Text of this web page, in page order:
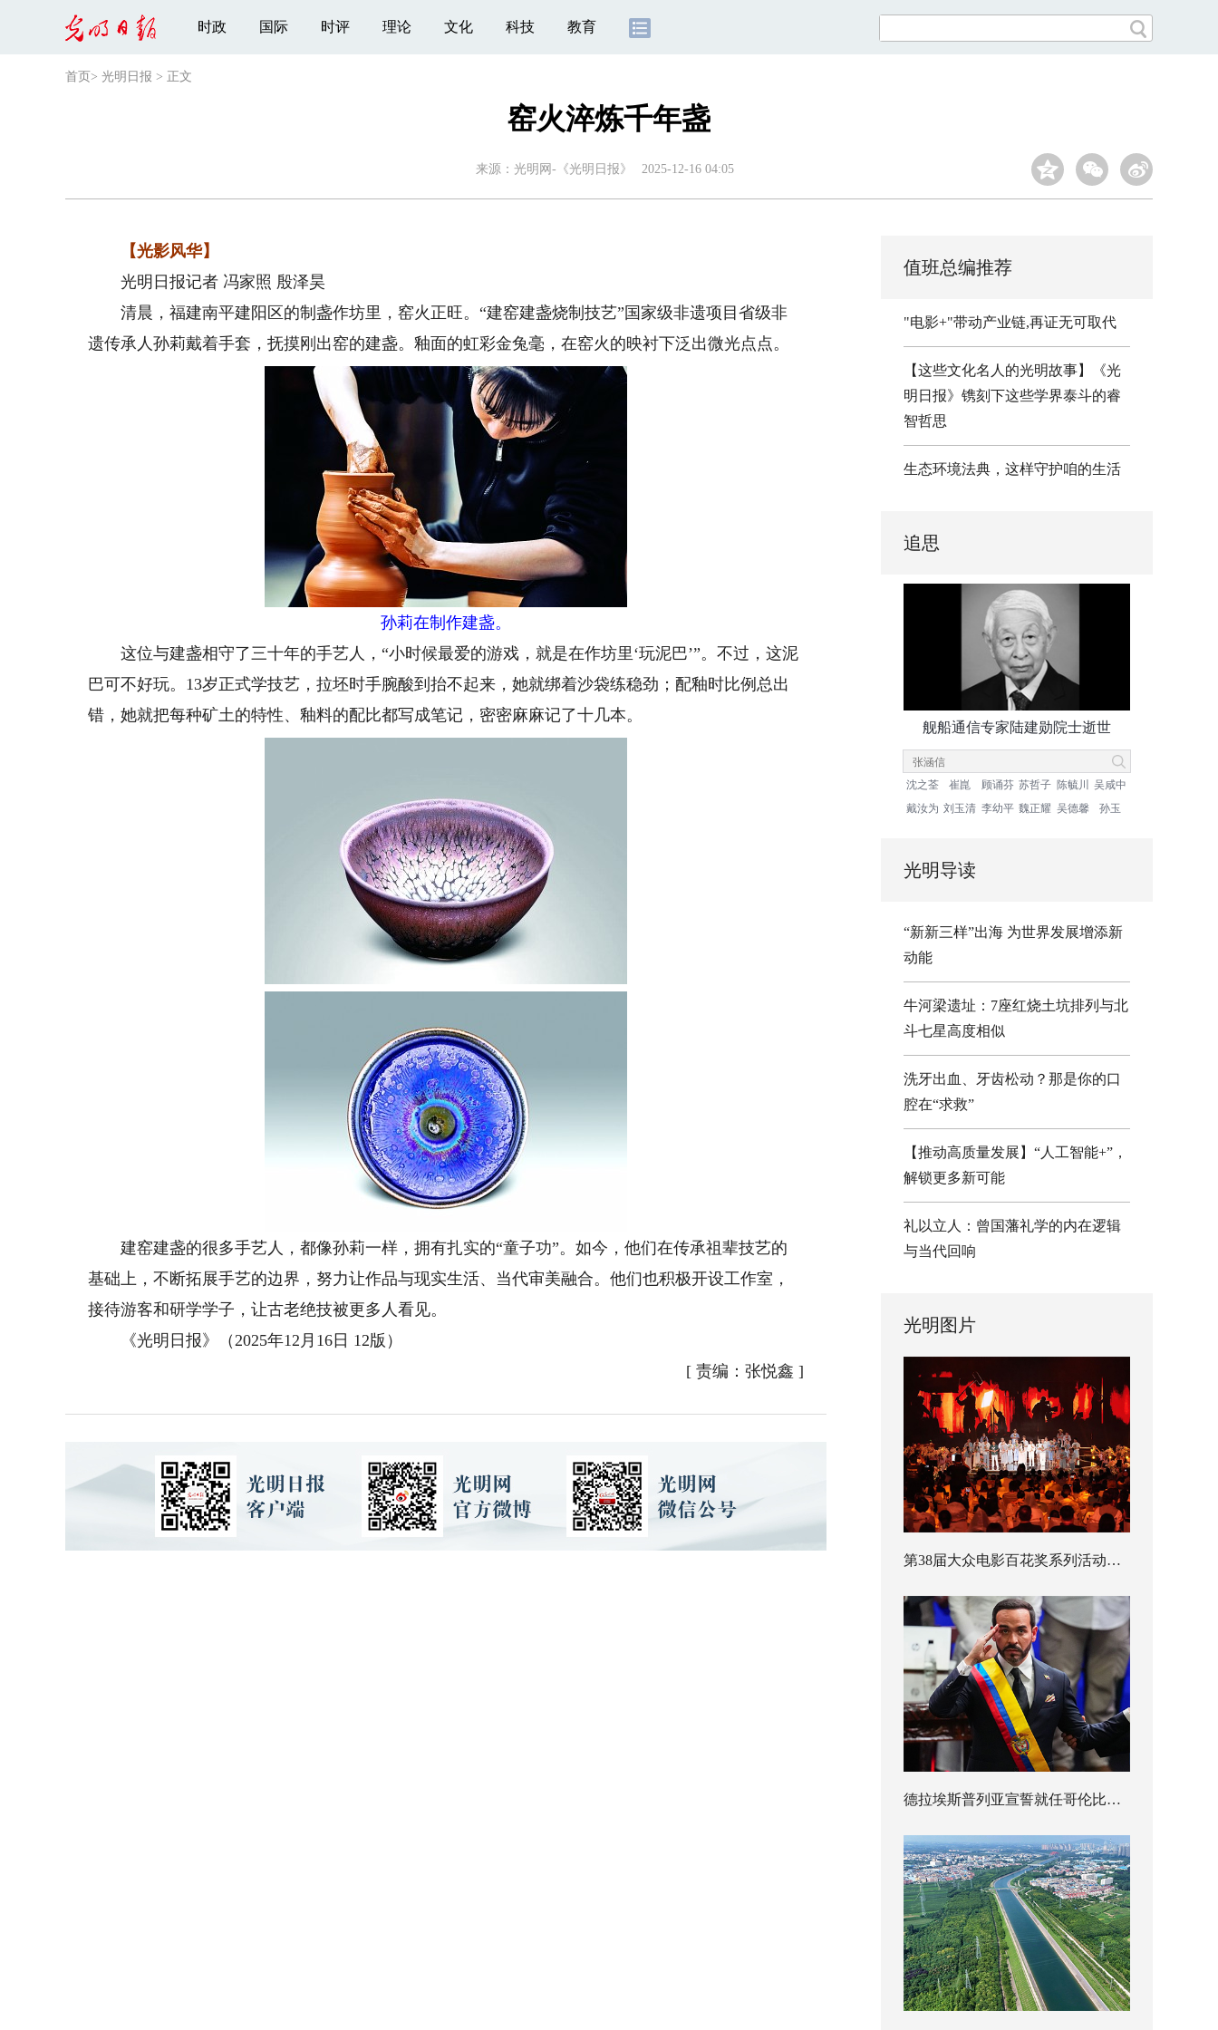
时政 国际 时评 理论 文化 科技 教育
首页 > 光明日报 > 正文
窑火淬炼千年盏
来源： 光明网-《光明日报》 2025-12-16 04:05
【光影风华】
光明日报记者 冯家照 殷泽昊
清晨，福建南平建阳区的制盏作坊里，窑火正旺。“建窑建盏烧制技艺”国家级非遗项目省级非
遗传承人孙莉戴着手套，抚摸刚出窑的建盏。釉面的虹彩金兔毫，在窑火的映衬下泛出微光点点。
孙莉在制作建盏。
这位与建盏相守了三十年的手艺人，“小时候最爱的游戏，就是在作坊里‘玩泥巴’”。不过，这泥
巴可不好玩。13岁正式学技艺，拉坯时手腕酸到抬不起来，她就绑着沙袋练稳劲；配釉时比例总出
错，她就把每种矿土的特性、釉料的配比都写成笔记，密密麻麻记了十几本。
建窑建盏的很多手艺人，都像孙莉一样，拥有扎实的“童子功”。如今，他们在传承祖辈技艺的
基础上，不断拓展手艺的边界，努力让作品与现实生活、当代审美融合。他们也积极开设工作室，
接待游客和研学学子，让古老绝技被更多人看见。
《光明日报》（2025年12月16日 12版）
[ 责编：张悦鑫 ]
值班总编推荐
"电影+"带动产业链,再证无可取代
【这些文化名人的光明故事】《光
明日报》镌刻下这些学界泰斗的睿
智哲思
生态环境法典，这样守护咱的生活
追思
舰船通信专家陆建勋院士逝世
沈之荃 崔崑 顾诵芬 苏哲子 陈毓川
吴咸中
戴汝为 刘玉清 李幼平 魏正耀 吴德馨 孙玉
光明导读
“新新三样”出海 为世界发展增添新
动能
牛河梁遗址：7座红烧土坑排列与北
斗七星高度相似
洗牙出血、牙齿松动？那是你的口
腔在“求救”
【推动高质量发展】“人工智能+”，
解锁更多新可能
礼以立人：曾国藩礼学的内在逻辑
与当代回响
光明图片
第38届大众电影百花奖系列活动开幕
德拉埃斯普列亚宣誓就任哥伦比亚总统